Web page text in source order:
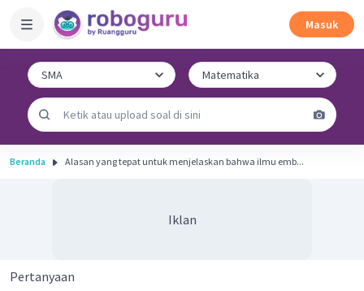
Masuk
Beranda Alasan yang tepat untuk menjelaskan bahwa ilmu emb...
Iklan
Pertanyaan